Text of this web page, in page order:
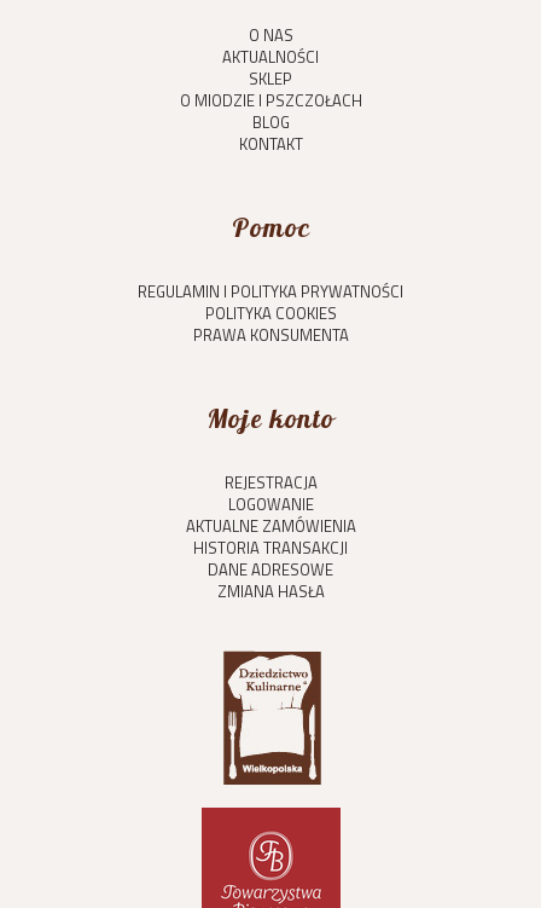
O NAS
AKTUALNOŚCI
SKLEP
O MIODZIE I PSZCZOŁACH
BLOG
KONTAKT
Pomoc
REGULAMIN I POLITYKA PRYWATNOŚCI
POLITYKA COOKIES
PRAWA KONSUMENTA
Moje konto
REJESTRACJA
LOGOWANIE
AKTUALNE ZAMÓWIENIA
HISTORIA TRANSAKCJI
DANE ADRESOWE
ZMIANA HASŁA